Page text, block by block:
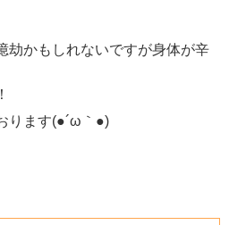
劫かもしれないですが身体が辛
ります(●´ω｀●)